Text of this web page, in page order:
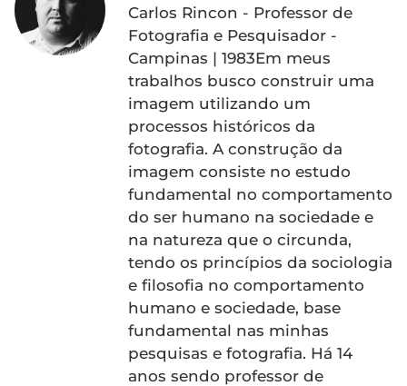
Carlos Rincon - Professor de
Fotografia e Pesquisador -
Campinas | 1983Em meus
trabalhos busco construir uma
imagem utilizando um
processos históricos da
fotografia. A construção da
imagem consiste no estudo
fundamental no comportamento
do ser humano na sociedade e
na natureza que o circunda,
tendo os princípios da sociologia
e filosofia no comportamento
humano e sociedade, base
fundamental nas minhas
pesquisas e fotografia. Há 14
anos sendo professor de